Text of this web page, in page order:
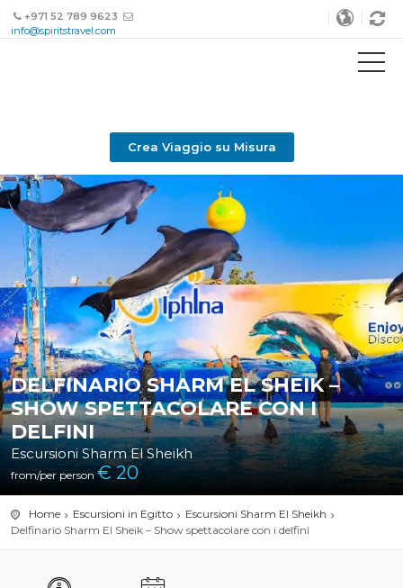
+971 52 789 9623
info@spiritstravel.com
Crea Viaggio su Misura
DELFINARIO SHARM EL SHEIK –
SHOW SPETTACOLARE CON I
DELFINI
Escursioni Sharm El Sheikh
from/per person € 20
Home Escursioni in Egitto
Escursioni Sharm El Sheikh
Delfinario Sharm El Sheik – Show spettacolare con i delfini